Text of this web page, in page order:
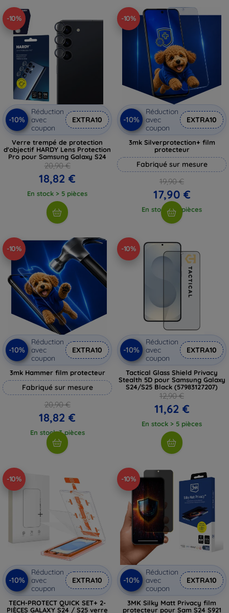
-10%
-10%
Réduction
avec
coupon
EXTRA10
Verre trempé de protection
d'objectif HARDY Lens Protection
Pro pour Samsung Galaxy S24
20,90 €
18,82 €
En stock > 5 pièces
-10%
-10%
Réduction
avec
coupon
EXTRA10
3mk Silverprotection+ film
protecteur
Fabriqué sur mesure
19,90 €
17,90 €
En stock > 5 pièces
-10%
-10%
Réduction
avec
coupon
EXTRA10
3mk Hammer film protecteur
Fabriqué sur mesure
20,90 €
18,82 €
En stock 3 pièces
-10%
-10%
Réduction
avec
coupon
EXTRA10
Tactical Glass Shield Privacy
Stealth 5D pour Samsung Galaxy
S24/S25 Black (57983127207)
12,90 €
11,62 €
En stock > 5 pièces
-10%
-10%
Réduction
avec
coupon
EXTRA10
TECH-PROTECT QUICK SET+ 2-
PIÈCES GALAXY S24 / S25 verre
-10%
-10%
Réduction
avec
coupon
EXTRA10
3MK Silky Matt Privacy film
protecteur pour Sam S24 S921